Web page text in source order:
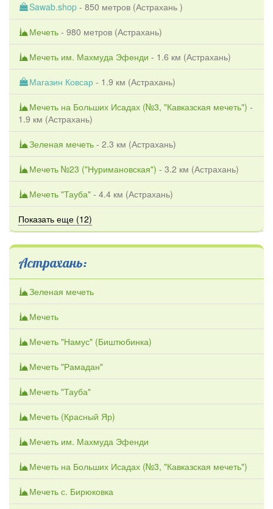
Sawab.shop - 850 метров (Астрахань )
Мечеть - 980 метров (Астрахань)
Мечеть им. Махмуда Эфенди - 1.6 км (Астрахань)
Магазин Ковсар - 1.9 км (Астрахань)
Мечеть на Больших Исадах (№3, "Кавказская мечеть") -
1.9 км (Астрахань)
Зеленая мечеть - 2.3 км (Астрахань)
Мечеть №23 ("Нуримановская") - 3.2 км (Астрахань)
Мечеть "Тауба" - 4.4 км (Астрахань)
Показать еще (12)
Астрахань:
Зеленая мечеть
Мечеть
Мечеть "Намус" (Биштюбинка)
Мечеть "Рамадан"
Мечеть "Тауба"
Мечеть (Красный Яр)
Мечеть им. Махмуда Эфенди
Мечеть на Больших Исадах (№3, "Кавказская мечеть")
Мечеть с. Бирюковка